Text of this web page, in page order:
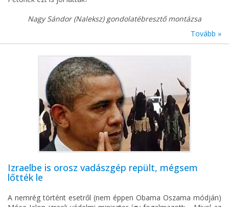
Nagy Sándor (Naleksz) gondolatébresztő montázsa
Tovább »
Izraelbe is orosz vadászgép repült, mégsem
lőtték le
A nemrég történt esetről (nem éppen Obama Oszama módján)